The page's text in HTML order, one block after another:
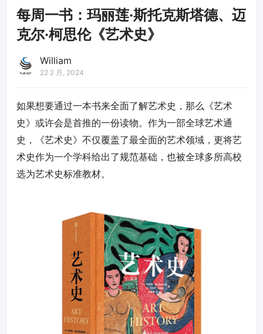
每周一书：玛丽莲·斯托克斯塔德、迈
克尔·柯思伦《艺术史》
William
22 2 月, 2024
如果想要通过一本书来全面了解艺术史，那么《艺术
史》或许会是首推的一份读物。作为一部全球艺术通
史，《艺术史》不仅覆盖了最全面的艺术领域，更将艺
术史作为一个学科给出了规范基础，也被全球多所高校
选为艺术史标准教材。